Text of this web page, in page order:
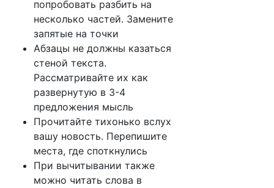
попробовать разбить на
несколько частей. Замените
запятые на точки
Абзацы не должны казаться
стеной текста.
Рассматривайте их как
развернутую в 3-4
предложения мысль
Прочитайте тихонько вслух
вашу новость. Перепишите
места, где споткнулись
При вычитывании также
можно читать слова в